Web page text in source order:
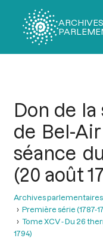
ARCHIVES
Don de
de Bel-
séance
(20 août
Archives
Première série (1787-
Tome XCV - Du 26
1794)